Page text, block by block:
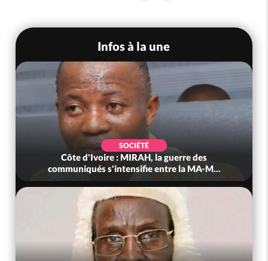
Infos à la une
SOCIÉTÉ
Côte d'Ivoire : MIRAH, la guerre des
communiqués s'intensifie entre la MA-M...